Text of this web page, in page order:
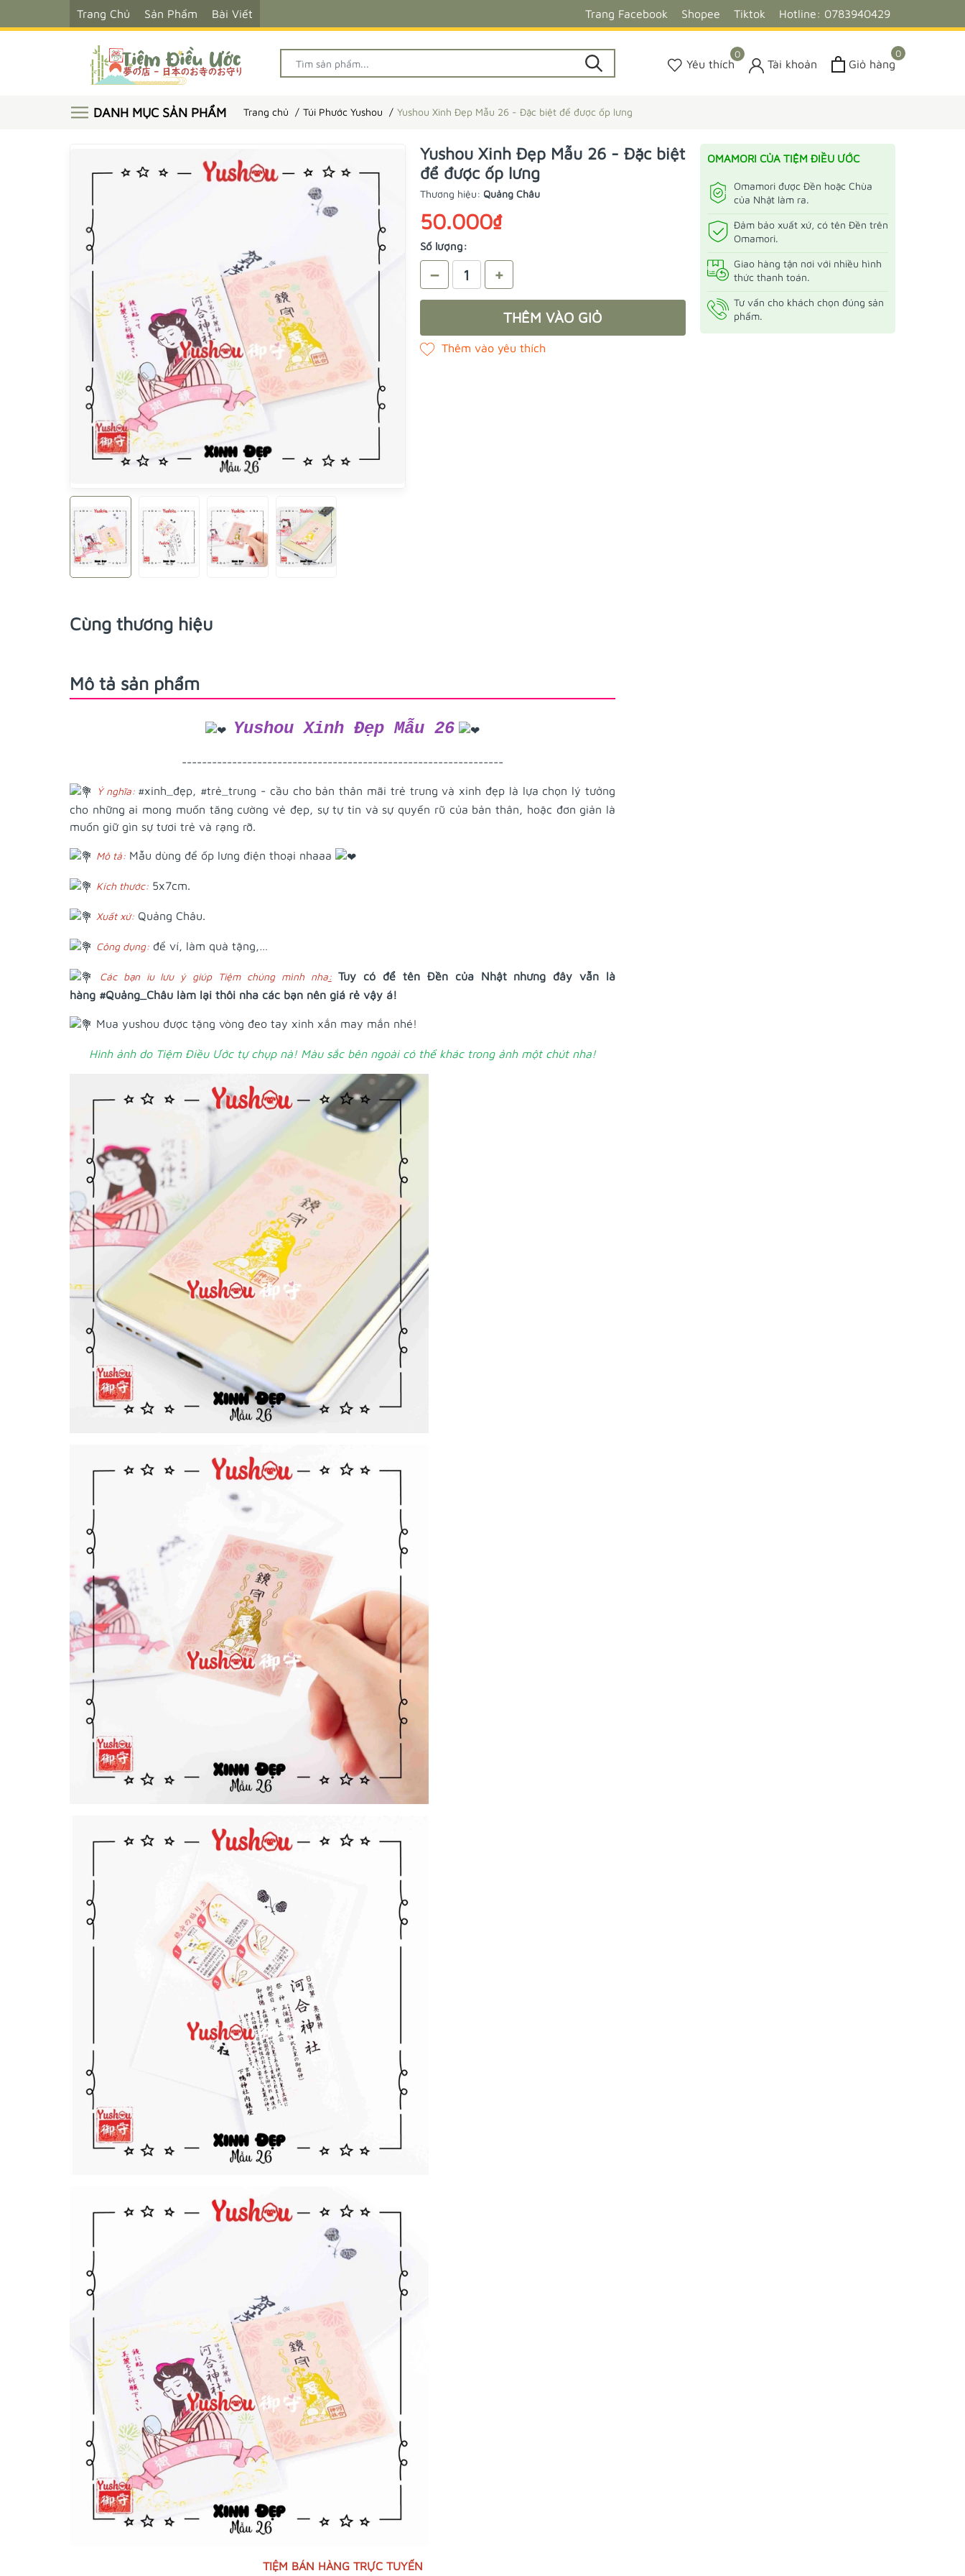
Trang Chủ Sản Phẩm Bài Viết Trang Facebook Shopee Tiktok Hotline: 0783940429
0
Yêu thích Tài khoản
0
Giỏ hàng
DANH MỤC SẢN PHẨM Trang chủ Túi Phước Yushou Yushou Xinh Đẹp Mẫu 26 - Đặc biệt để được ốp lưng
Yushou Xinh Đẹp Mẫu 26 - Đặc biệt
để được ốp lưng
Thương hiệu: Quảng Châu
50.000₫
Số lượng:
– +
THÊM VÀO GIỎ
OMAMORI CỦA TIỆM ĐIỀU ƯỚC
Omamori được Đền hoặc Chùa
của Nhật làm ra.
Đảm bảo xuất xứ, có tên Đền trên
Omamori.
Giao hàng tận nơi với nhiều hình
thức thanh toán.
Tư vấn cho khách chọn đúng sản
phẩm.
Cùng thương hiệu
Mô tả sản phẩm
Yushou Xinh Đẹp Mẫu 26
----------------------------------------------------------------
Ý nghĩa: #xinh_đẹp, #trẻ_trung - cầu cho bản thân mãi trẻ trung và xinh đẹp là lựa chọn lý tưởng
cho những ai mong muốn tăng cường vẻ đẹp, sự tự tin và sự quyến rũ của bản thân, hoặc đơn giản là
muốn giữ gìn sự tươi trẻ và rạng rỡ.
Mô tả: Mẫu dùng để ốp lưng điện thoại nhaaa
Kích thước: 5x7cm.
Xuất xứ: Quảng Châu.
Công dụng: để ví, làm quà tặng,…
Các bạn iu lưu ý giúp Tiệm chúng mình nha:Tuy có để tên Đền của Nhật nhưng đây vẫn là
hàng #Quảng_Châu làm lại thôi nha các bạn nên giá rẻ vậy á!
Mua yushou được tặng vòng đeo tay xinh xắn may mắn nhé!
Hình ảnh do Tiệm Điều Ước tự chụp nà! Màu sắc bên ngoài có thể khác trong ảnh một chút nha!
TIỆM BÁN HÀNG TRỰC TUYẾN